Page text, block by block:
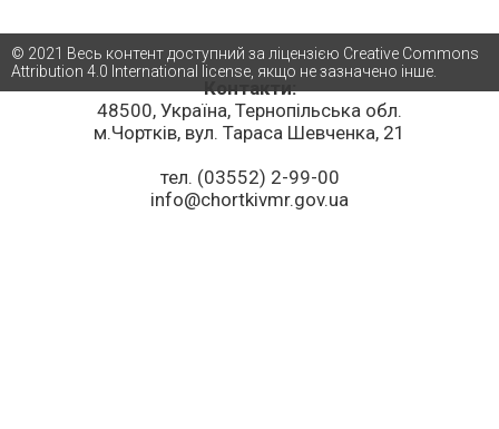
Контакти:
48500, Україна, Тернопільська обл.
м.Чортків, вул. Тараса Шевченка, 21
тел. (03552) 2-99-00
info@chortkivmr.gov.ua
© 2021 Весь контент доступний за ліцензією Creative Commons
Attribution 4.0 International license, якщо не зазначено інше.